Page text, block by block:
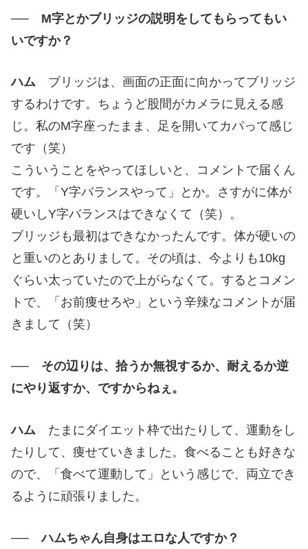
── M字とかブリッジの説明をしてもらってもい
いですか？
ハム ブリッジは、画面の正面に向かってブリッジ
するわけです。ちょうど股間がカメラに見える感
じ。私のM字座ったまま、足を開いてカパって感じ
です（笑）
こういうことをやってほしいと、コメントで届くん
です。「Y字バランスやって」とか。さすがに体が
硬いしY字バランスはできなくて（笑）。
ブリッジも最初はできなかったんです。体が硬いの
と重いのとありまして。その頃は、今よりも10kg
ぐらい太っていたので上がらなくて。するとコメン
トで、「お前痩せろや」という辛辣なコメントが届
きまして（笑）
── その辺りは、拾うか無視するか、耐えるか逆
にやり返すか、ですからねぇ。
ハム たまにダイエット枠で出たりして、運動をし
たりして、痩せていきました。食べることも好きな
ので、「食べて運動して」という感じで、両立でき
るように頑張りました。
── ハムちゃん自身はエロな人ですか？